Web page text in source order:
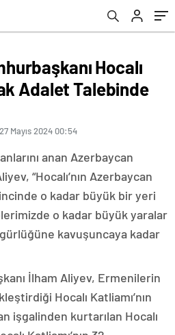
Hocalı
Adalet Talebinde
27 Mayıs 2024 00:54
anan Azerbaycan
“Hocalı’nın Azerbaycan
o kadar büyük bir yeri
o kadar büyük yaralar
kavuşuncaya kadar
İlham Aliyev, Ermenilerin
Hocalı Katliamı’nın
işgalinden kurtarılan Hocalı